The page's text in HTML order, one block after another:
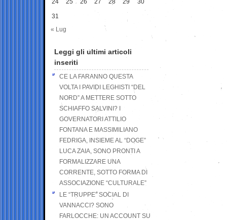
24 25 26 27 28 29 30
31
« Lug
Leggi gli ultimi articoli
inseriti
CE LA FARANNO QUESTA
VOLTA I PAVIDI LEGHISTI “DEL
NORD” A METTERE SOTTO
SCHIAFFO SALVINI? I
GOVERNATORI ATTILIO
FONTANA E MASSIMILIANO
FEDRIGA, INSIEME AL “DOGE”
LUCA ZAIA, SONO PRONTI A
FORMALIZZARE UNA
CORRENTE, SOTTO FORMA DI
ASSOCIAZIONE “CULTURALE”
LE “TRUPPE” SOCIAL DI
VANNACCI? SONO
FARLOCCHE: UN ACCOUNT SU